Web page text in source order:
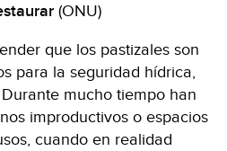
(ONU)
que los pastizales son
para la seguridad hídrica,
mucho tiempo han
improductivos o espacios
cuando en realidad